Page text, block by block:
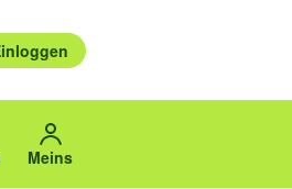
auswählen.
mit den Pfeiltasten nach oben/
Meins